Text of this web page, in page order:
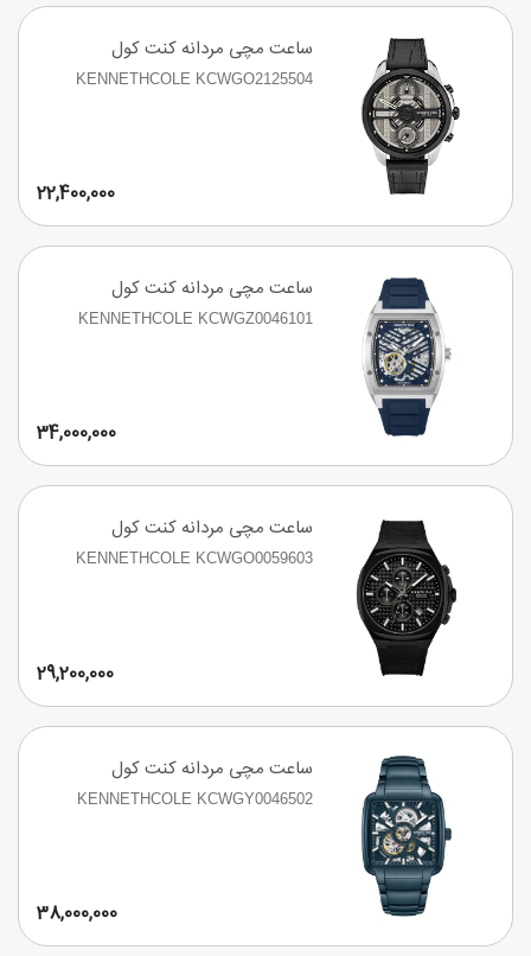
ساعت مچی مردانه کنت کول
KENNETHCOLE KCWGO2125504
22,400,000
ساعت مچی مردانه کنت کول
KENNETHCOLE KCWGZ0046101
34,000,000
ساعت مچی مردانه کنت کول
KENNETHCOLE KCWGO0059603
29,200,000
ساعت مچی مردانه کنت کول
KENNETHCOLE KCWGY0046502
38,000,000